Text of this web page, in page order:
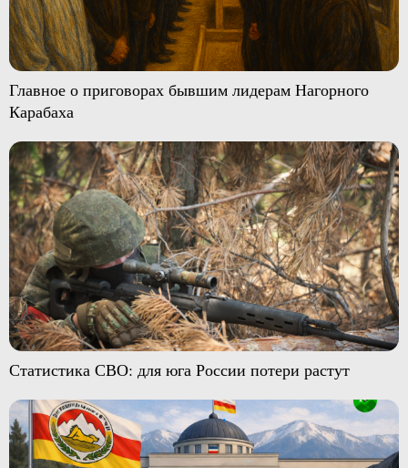
Главное о приговорах бывшим лидерам Нагорного
Карабаха
Статистика СВО: для юга России потери растут